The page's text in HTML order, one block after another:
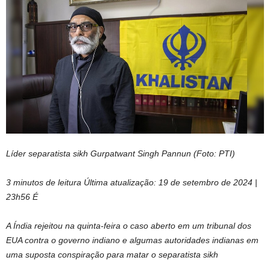
Líder separatista sikh Gurpatwant Singh Pannun (Foto: PTI)
3 minutos de leitura Última atualização: 19 de setembro de 2024 |
23h56 É
A Índia rejeitou na quinta-feira o caso aberto em um tribunal dos
EUA contra o governo indiano e algumas autoridades indianas em
uma suposta conspiração para matar o separatista sikh